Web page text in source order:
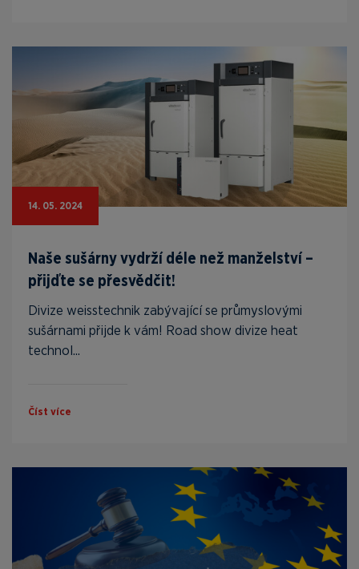
14. 05. 2024
Naše sušárny vydrží déle než manželství –
přijďte se přesvědčit!
Divize weisstechnik zabývající se průmyslovými
sušárnami přijde k vám! Road show divize heat
technol...
Číst více